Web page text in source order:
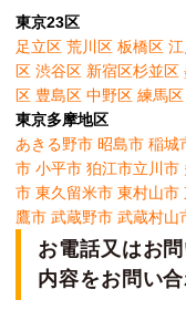
東京23区
足立区 荒川区 板橋区
区 渋谷区 新宿区杉並区
区 豊島区 中野区 練馬区
東京多摩地区
あきる野市 昭島市 稲城
市 小平市 狛江市立川市
市 東久留米市 東村山市
鷹市 武蔵野市 武蔵村山
お電話又はお
内容をお問い合